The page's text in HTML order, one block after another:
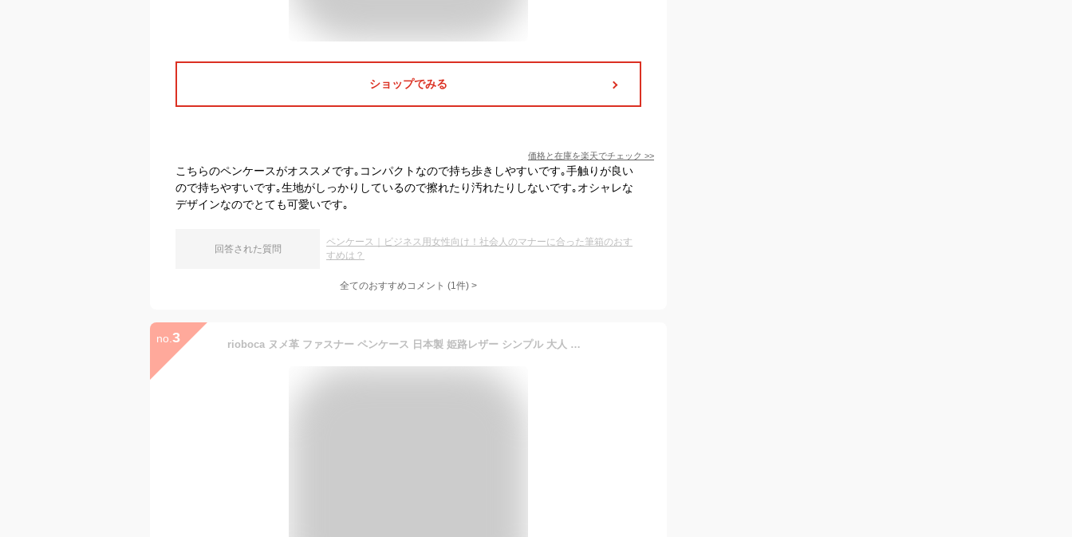
ショップでみる
価格と在庫を楽天でチェック >>
こちらのペンケースがオススメです｡コンパクトなので持ち歩きしやすいです｡手触りが良い
ので持ちやすいです｡生地がしっかりしているので擦れたり汚れたりしないです｡オシャレな
デザインなのでとても可愛いです｡
回答された質問
ペンケース｜ビジネス用女性向け！社会人のマナーに合った筆箱のおす
すめは？
全てのおすすめコメント (1件) >
no. 3 rioboca ヌメ革 ファスナー ペンケース 日本製 姫路レザー シンプル 大人 社会人 メンズ レディース 男性 女性 革 19.5×5.5×3.5